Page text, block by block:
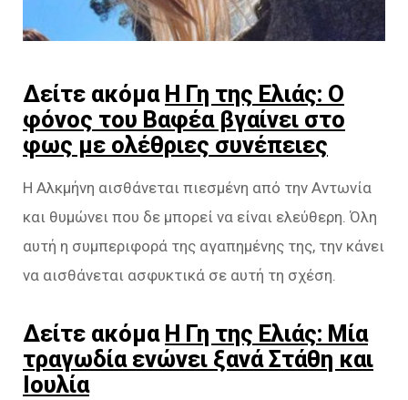
Δείτε ακόμα Η Γη της Ελιάς: Ο
φόνος του Βαφέα βγαίνει στο
φως με ολέθριες συνέπειες
Η Αλκμήνη αισθάνεται πιεσμένη από την Αντωνία
και θυμώνει που δε μπορεί να είναι ελεύθερη. Όλη
αυτή η συμπεριφορά της αγαπημένης της, την κάνει
να αισθάνεται ασφυκτικά σε αυτή τη σχέση.
Δείτε ακόμα Η Γη της Ελιάς: Μία
τραγωδία ενώνει ξανά Στάθη και
Ιουλία